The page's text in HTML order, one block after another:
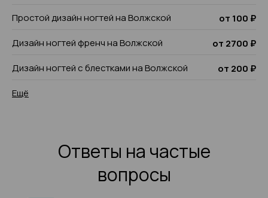
Простой дизайн ногтей на Волжской
от 100 ₽
Дизайн ногтей френч на Волжской
от 2700 ₽
Дизайн ногтей с блестками на Волжской
от 200 ₽
Ещё
Ответы на частые
вопросы